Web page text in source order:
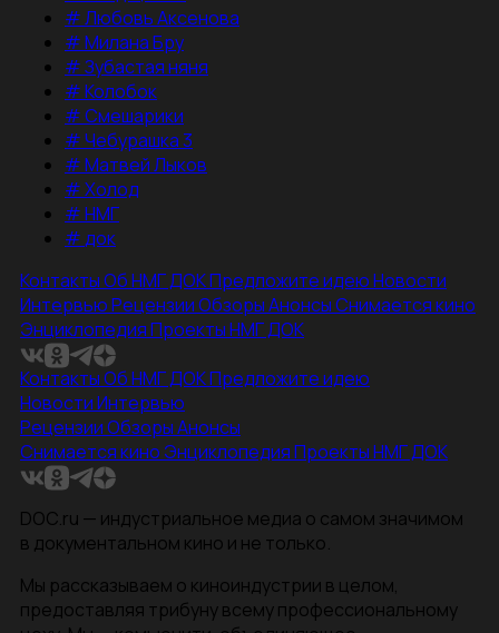
#Любовь Аксенова
#Милана Бру
#Зубастая няня
#Колобок
#Смешарики
#Чебурашка 3
#Матвей Лыков
#Холод
#НМГ
#док
КонтактыОб НМГ ДОКПредложите идеюНовости
ИнтервьюРецензииОбзорыАнонсыСнимается кино
ЭнциклопедияПроекты НМГ ДОК
КонтактыОб НМГ ДОКПредложите идею
НовостиИнтервью
РецензииОбзорыАнонсы
Снимается кино ЭнциклопедияПроекты НМГ ДОК
DOC.ru — индустриальное медиа о самом значимом
в документальном кино и не только.
Мы рассказываем о киноиндустрии в целом,
предоставляя трибуну всему профессиональному